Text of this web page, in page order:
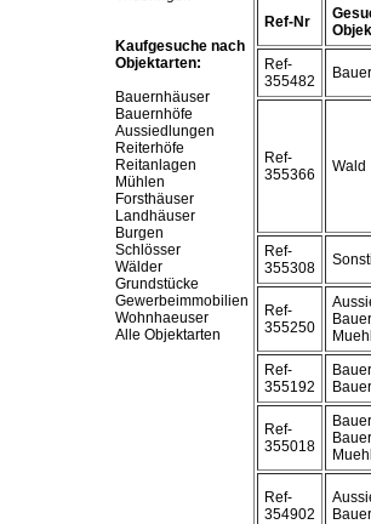
Kaufgesuche nach
Objektarten:
Bauernhäuser
Bauernhöfe
Aussiedlungen
Reiterhöfe
Reitanlagen
Mühlen
Forsthäuser
Landhäuser
Burgen
Schlösser
Wälder
Grundstücke
Gewerbeimmobilien
Wohnhaeuser
Alle Objektarten
Ref-Nr
Ref-
355482
Ref-
355366
Wald
Ref-
355308
Ref-
355250
Ref-
355192
Ref-
355018
Ref-
354902